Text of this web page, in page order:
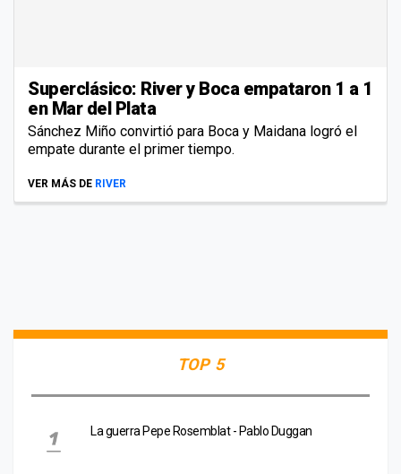
Superclásico: River y Boca empataron 1 a 1
en Mar del Plata
Sánchez Miño convirtió para Boca y Maidana logró el
empate durante el primer tiempo.
VER MÁS DE RIVER
TOP 5
La guerra Pepe Rosemblat - Pablo Duggan